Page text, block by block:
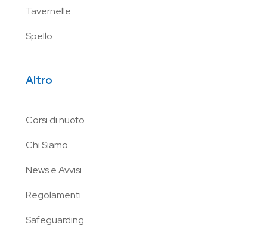
Tavernelle
Spello
Altro
Corsi di nuoto
Chi Siamo
News e Avvisi
Regolamenti
Safeguarding